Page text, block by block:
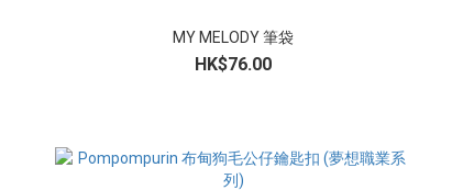
MY MELODY 筆袋
HK$76.00